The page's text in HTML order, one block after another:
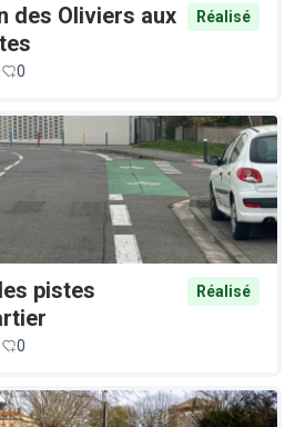
des Oliviers aux
Réalisé
0
pistes
Réalisé
0